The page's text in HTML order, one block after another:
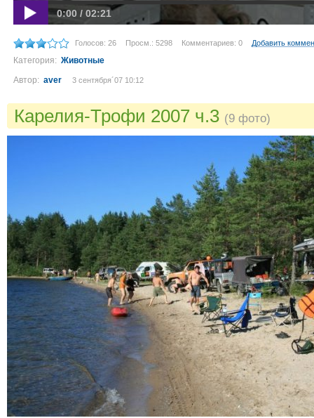
0:00 / 02:21
Голосов: 26 Просм.: 5298 Комментариев: 0 Добавить
Категория: Животные
Автор: aver 3 сентября´07 10:12
Карелия-Трофи 2007 ч.3 (9 фото)